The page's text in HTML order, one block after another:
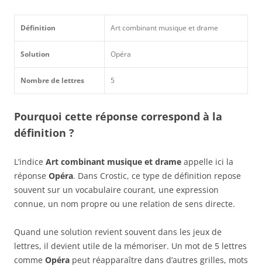
Définition Art combinant musique et drame
Solution Opéra
Nombre de lettres 5
Pourquoi cette réponse correspond à la
définition ?
L’indice Art combinant musique et drame appelle ici la
réponse Opéra. Dans Crostic, ce type de définition repose
souvent sur un vocabulaire courant, une expression
connue, un nom propre ou une relation de sens directe.
Quand une solution revient souvent dans les jeux de
lettres, il devient utile de la mémoriser. Un mot de 5 lettres
comme Opéra peut réapparaître dans d’autres grilles, mots